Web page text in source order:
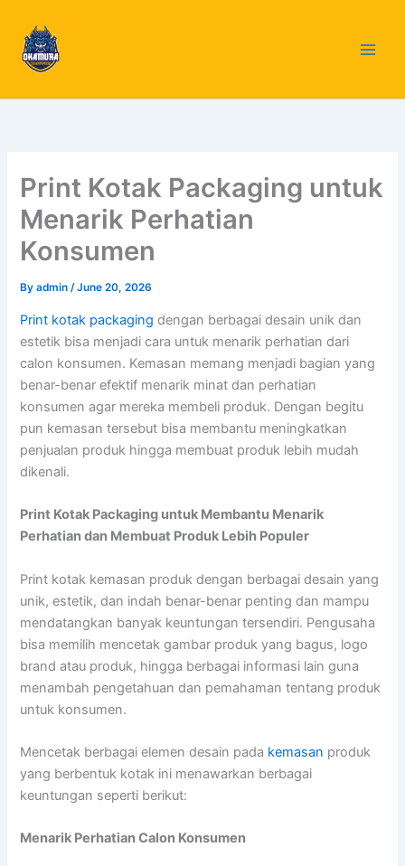
content
Print Kotak Packaging untuk
Menarik Perhatian
Konsumen
Byadmin/June 20, 2026
Print kotak packaging dengan berbagai desain unik dan
estetik bisa menjadi cara untuk menarik perhatian dari
calon konsumen. Kemasan memang menjadi bagian yang
benar-benar efektif menarik minat dan perhatian
konsumen agar mereka membeli produk. Dengan begitu
pun kemasan tersebut bisa membantu meningkatkan
penjualan produk hingga membuat produk lebih mudah
dikenali.
Print Kotak Packaging untuk Membantu Menarik
Perhatian dan Membuat Produk Lebih Populer
Print kotak kemasan produk dengan berbagai desain yang
unik, estetik, dan indah benar-benar penting dan mampu
mendatangkan banyak keuntungan tersendiri. Pengusaha
bisa memilih mencetak gambar produk yang bagus, logo
brand atau produk, hingga berbagai informasi lain guna
menambah pengetahuan dan pemahaman tentang produk
untuk konsumen.
Mencetak berbagai elemen desain pada kemasan produk
yang berbentuk kotak ini menawarkan berbagai
keuntungan seperti berikut:
Menarik Perhatian Calon Konsumen